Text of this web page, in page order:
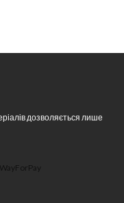
дозволяється лише